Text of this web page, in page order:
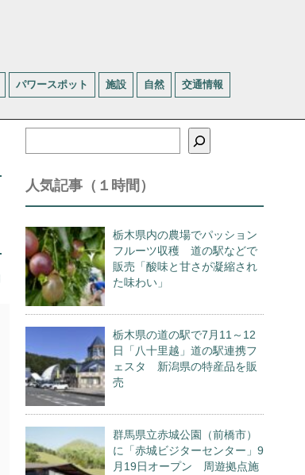
パワースポット 施設 自然 交通情報
索
人気記事（１時間）
栃木県内の農場でパッション
フルーツ収穫 道の駅などで
販売「酸味と甘さが凝縮され
た味わい」
栃木県の道の駅で7月11～12
日「八十里越」道の駅連携フ
ェスタ 新潟県の特産品を販
売
群馬県立赤城公園（前橋市）
に「赤城ビジターセンター」9
月19日オープン 周遊拠点施